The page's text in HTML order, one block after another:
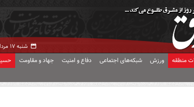
شنبه ۱۷ مرداد ۱۴۰۵ -
منطقه ورزش شبکه‌های اجتماعی دفاع و امنیت جهاد و مقاومت